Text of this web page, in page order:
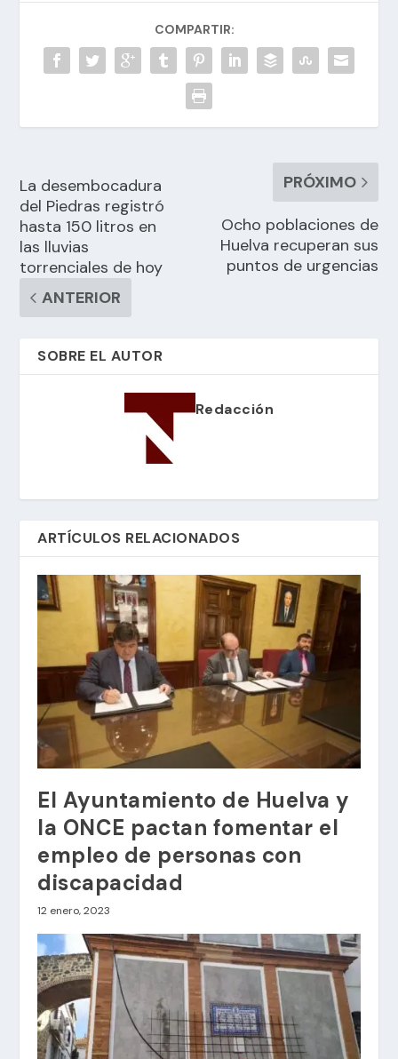
COMPARTIR:
La desembocadura
del Piedras registró
hasta 150 litros en
las lluvias
torrenciales de hoy
ANTERIOR
PRÓXIMO
Ocho poblaciones de
Huelva recuperan sus
puntos de urgencias
SOBRE EL AUTOR
Redacción
ARTÍCULOS RELACIONADOS
El Ayuntamiento de Huelva y
la ONCE pactan fomentar el
empleo de personas con
discapacidad
12 enero, 2023